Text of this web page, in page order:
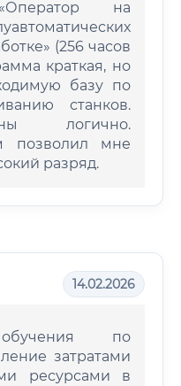
на
(256 часов
краткая, но
базу по
станков.
логично.
позволил мне
разряд.
14.02.2026
по
затратами
ресурсами в